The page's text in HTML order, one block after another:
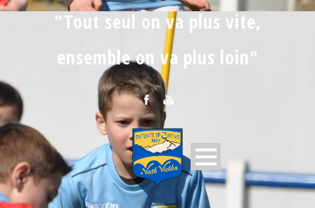
"Tout seul on va plus vite,
ensemble on va plus loin"